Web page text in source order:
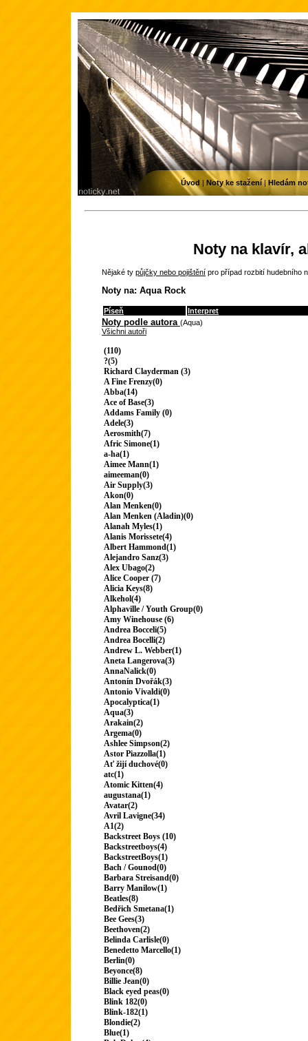
Noty na klavír,
Nějaké ty půjčky nebo pojištění pro případ rozbití hudebního
Noty na: Aqua Rock
Píseň Interpret
Noty podle autora (Aqua)
Všichni autoři
(110)
?(5)
Richard Clayderman (3)
A Fine Frenzy(0)
Abba(14)
Ace of Base(3)
Addams Family (0)
Adele(3)
Aerosmith(7)
Afric Simone(1)
a-ha(1)
Aimee Mann(1)
aimeeman(0)
Air Supply(3)
Akon(0)
Alan Menken(0)
Alan Menken (Aladin)(0)
Alanah Myles(1)
Alanis Morissete(4)
Albert Hammond(1)
Alejandro Sanz(3)
Alex Ubago(2)
Alice Cooper (7)
Alicia Keys(8)
Alkehol(4)
Alphaville / Youth Group(0)
Amy Winehouse (6)
Andrea Bocceli(5)
Andrea Bocelli(2)
Andrew L. Webber(1)
Aneta Langerova(3)
AnnaNalick(0)
Antonín Dvořák(3)
Antonio Vivaldi(0)
Apocalyptica(1)
Aqua(3)
Arakain(2)
Argema(0)
Ashlee Simpson(2)
Astor Piazzolla(1)
Ať žijí duchové(0)
atc(1)
Atomic Kitten(4)
augustana(1)
Avatar(2)
Avril Lavigne(34)
A1(2)
Backstreet Boys (10)
Backstreetboys(4)
BackstreetBoys(1)
Bach / Gounod(0)
Barbara Streisand(0)
Barry Manilow(1)
Beatles(8)
Bedřich Smetana(1)
Bee Gees(3)
Beethoven(2)
Belinda Carlisle(0)
Benedetto Marcello(1)
Berlin(0)
Beyonce(8)
Billie Jean(0)
Black eyed peas(0)
Blink 182(0)
Blink-182(1)
Blondie(2)
Blue(1)
Úvod | Noty ke stažení| Hledám